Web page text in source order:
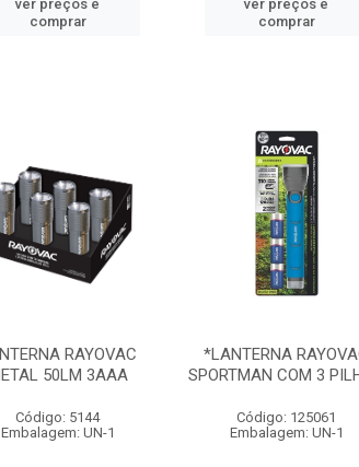
ver preços e
comprar
ver preços e
comprar
RAYOVAC
50LM 3AAA
Código: 5144
Embalagem: UN-1
*LANTERNA
SPORTMAN COM 3
Código: 125061
Embalagem: UN-1